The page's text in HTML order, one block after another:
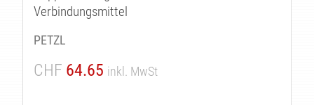
Verbindungsmittel
PETZL
CHF 64.65 inkl. MwSt